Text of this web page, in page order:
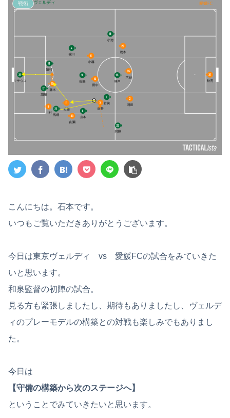
戦術
こんにちは。石本です。
いつもご覧いただきありがとうございます。
今日は東京ヴェルディ vs 愛媛FCの試合をみていきた
いと思います。
和泉監督の初陣の試合。
見る方も緊張しましたし、期待もありましたし、ヴェルデ
ィのプレーモデルの構築との対戦も楽しみでもありまし
た。
今日は
【守備の構築から次のステージへ】
ということでみていきたいと思います。